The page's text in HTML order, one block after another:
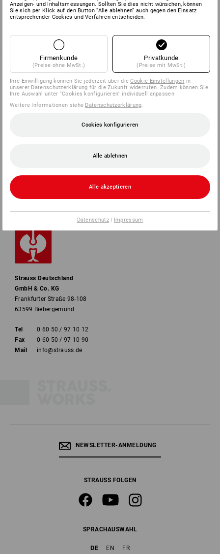
SERVICE 0 60 50 / 97 10 12
Strauss Deutschland
GmbH & Co. KG
Frankfurter Straße 98-108
63599 Biebergemünd
Tel
0 60 50 / 97 10 12
Fax
0 60 50 / 97 10 90
Mail
info@strauss.de
NEWSLETTER-ANMELDUNG
STRAUSS FOLGEN
SPRACHAUSWAHL
DE EN FR
Anzeigen- und Inhaltsmessungen. Sollten Sie dies nicht wünschen, können
Sie sich per Klick auf den Button “Alle ablehnen” auch gegen den Einsatz
entsprechender Cookies und Verfahren entscheiden.
Firmenkunde
(Preise ohne MwSt.)
Privatkunde
(Preise mit MwSt.)
Ihre Einwilligung können Sie jederzeit über dieCookie-Einstellungen in
unserer Datenschutzerklärung für die Zukunft widerrufen. Zudem können Sie
Ihre Auswahl unter "Cookies konfigurieren" individuell anpassen
Weitere Informationen siehe Datenschutzerklärung.
Cookies konfigurieren
Alle ablehnen
Alle akzeptieren
Datenschutz| Impressum